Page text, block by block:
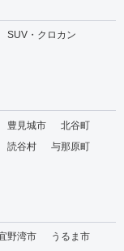
SUV・クロカン
豊見城市
北谷町
読谷村
与那原町
野湾市
うるま市